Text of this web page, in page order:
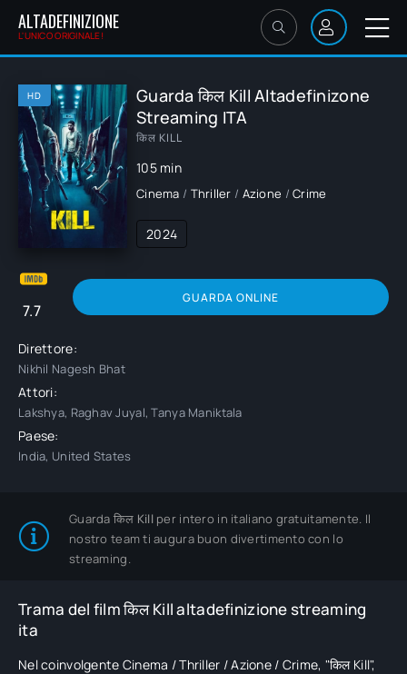
ALTADEFINIZIONE
L'UNICO ORIGINALE!
HD
Guarda किल Kill Altadefinizone
Streaming ITA
किल KILL
105 min
Cinema / Thriller / Azione /Crime
2024
7.7
GUARDA ONLINE
Direttore:
Nikhil Nagesh Bhat
Attori:
Lakshya, Raghav Juyal, Tanya Maniktala
Paese:
India, United States
Guarda किल Killper intero in italiano gratuitamente. Il
nostro team ti augura buon divertimento con lo
streaming.
Trama del film किल Kill altadefinizione streaming
ita
Nel coinvolgente Cinema / Thriller / Azione / Crime, "किल Kill",